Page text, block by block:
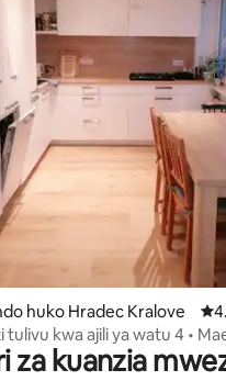
wa 4.84 kati ya 5, tathmini
huko Hradec Kralove
tulivu kwa ajili ya watu 4 •
malipo • Karibu na katikati
za kuanzia